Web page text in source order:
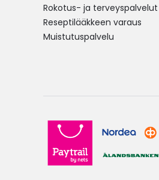
Rokotus- ja terveyspalvelut
Reseptilääkkeen varaus
Muistutuspalvelu